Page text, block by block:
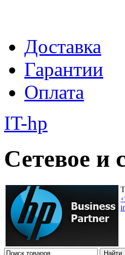
Доставка
Гарантии
Оплата
IT-hp
Сетевое и